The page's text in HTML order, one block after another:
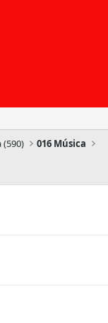
(590) 016 Música